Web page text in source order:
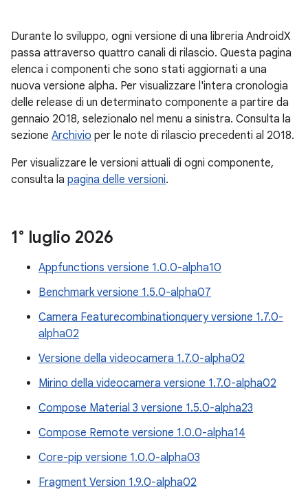
Durante lo sviluppo, ogni versione di una libreria AndroidX
passa attraverso quattro canali di rilascio. Questa pagina
elenca i componenti che sono stati aggiornati a una
nuova versione alpha. Per visualizzare l'intera cronologia
delle release di un determinato componente a partire da
gennaio 2018, selezionalo nel menu a sinistra. Consulta la
sezione Archivio per le note di rilascio precedenti al 2018.
Per visualizzare le versioni attuali di ogni componente,
consulta la pagina delle versioni.
1° luglio 2026
Appfunctions versione 1.0.0-alpha10
Benchmark versione 1.5.0-alpha07
Camera Featurecombinationquery versione 1.7.0-
alpha02
Versione della videocamera 1.7.0-alpha02
Mirino della videocamera versione 1.7.0-alpha02
Compose Material 3 versione 1.5.0-alpha23
Compose Remote versione 1.0.0-alpha14
Core-pip versione 1.0.0-alpha03
Fragment Version 1.9.0-alpha02